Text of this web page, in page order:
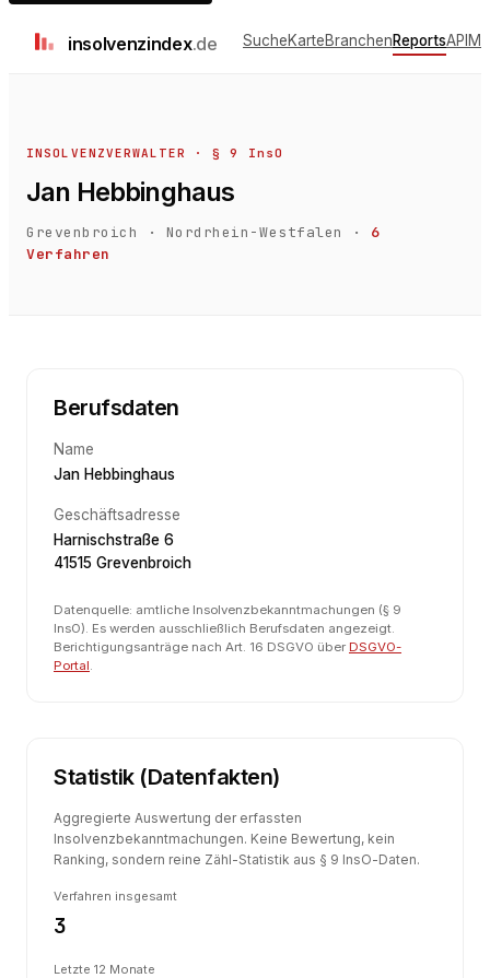
insolvenzindex.de SucheKarteBranchenReportsAPI
INSOLVENZVERWALTER · § 9 InsO
Jan Hebbinghaus
Grevenbroich · Nordrhein-Westfalen ·
6
Verfahren
Berufsdaten
Name
Jan Hebbinghaus
Geschäftsadresse
Harnischstraße 6
41515 Grevenbroich
Datenquelle: amtliche Insolvenzbekanntmachungen (§ 9
InsO). Es werden ausschließlich Berufsdaten angezeigt.
Berichtigungsanträge nach Art. 16 DSGVO über DSGVO-
Portal.
Statistik (Datenfakten)
Aggregierte Auswertung der erfassten
Insolvenzbekanntmachungen. Keine Bewertung, kein
Ranking, sondern reine Zähl-Statistik aus § 9 InsO-Daten.
Verfahren insgesamt
3
Letzte 12 Monate